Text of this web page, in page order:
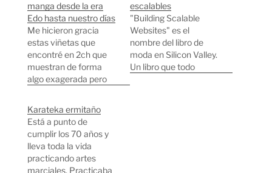
manga desde la era
Edo hasta nuestro días
Me hicieron gracia
estas viñetas que
encontré en 2ch que
muestran de forma
algo exagerada pero
dibujo de manga desde
la era Edo (Última
viñeta) hasta nuestros
días (Primera viñeta).
La viñeta de la era Edo
escalables
"Building Scalable
Websites" es el
nombre del libro de
moda en Silicon Valley.
Un libro que todo
Karateka ermitaño
Está a punto de
cumplir los 70 años y
lleva toda la vida
practicando artes
marciales. Practicaba